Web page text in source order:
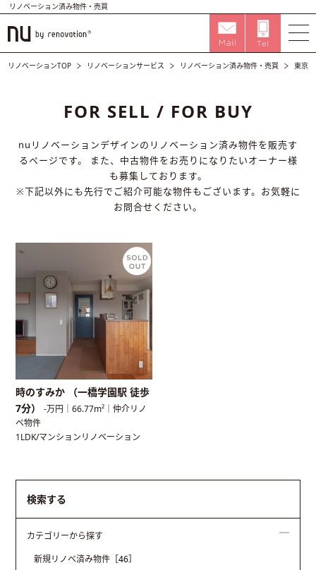
リノベーション済み物件・売買
リノベーションTOP リノベーションサービス リノベーション済み物件・売買 東京
FOR SELL / FOR BUY
nuリノベーションデザインのリノベーション済み物件を販売す
るページです。
また、中古物件をお売りになりたいオーナー様
も募集しております。
※下記以外にも先行でご紹介可能な物件もございます。お気軽に
お問合せください。
時のすみか （一橋学園駅 徒歩
7分）-万円｜66.77m²｜仲介リノ
ベ物件
1LDK/マンションリノベーション
検索する
カテゴリーから探す
新規リノベ済み物件 ［46］